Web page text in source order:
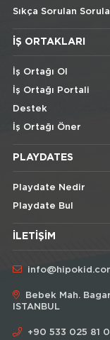
Sıkça Sorulan
İŞ ORTAKLARI
İş Ortağı Ol
İş Ortağı Portali
Destek
İş Ortağı Öner
PLAYDATES
Playdate Nedir
Playdate Bul
İLETIŞIM
Bebek Mah.
ISTANBUL
+90 533 025 81